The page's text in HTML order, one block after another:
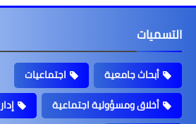
التسميات
أبحاث جامعية
اجتماعيات
أخلاق ومسؤولية اجتماعية